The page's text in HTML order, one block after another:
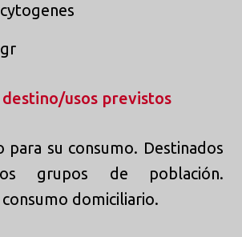
usos previstos
su consumo. Destinados
grupos de población.
domiciliario.